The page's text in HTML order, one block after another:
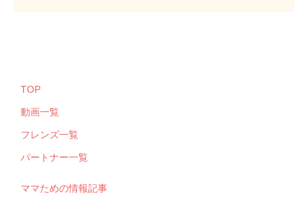
TOP
動画一覧
フレンズ一覧
パートナー一覧
ママための情報記事